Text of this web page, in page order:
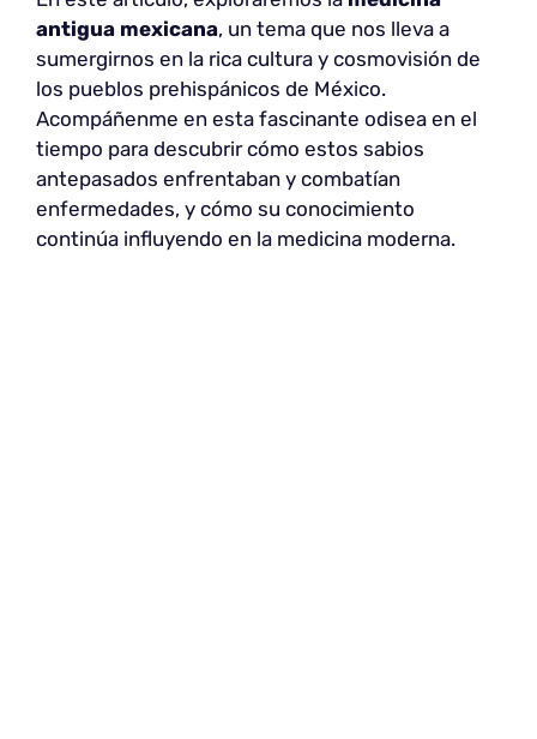
antigua mexicana, un tema que nos lleva a
sumergirnos en la rica cultura y cosmovisión de
los pueblos prehispánicos de México.
Acompáñenme en esta fascinante odisea en el
tiempo para descubrir cómo estos sabios
antepasados enfrentaban y combatían
enfermedades, y cómo su conocimiento
continúa influyendo en la medicina moderna.